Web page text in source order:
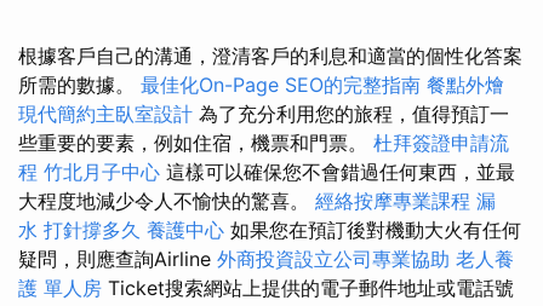
根據客戶自己的溝通，澄清客戶的利息和適當的個性化答案
所需的數據。 最佳化On-Page SEO的完整指南 餐點外燴
現代簡約主臥室設計 為了充分利用您的旅程，值得預訂一
些重要的要素，例如住宿，機票和門票。 杜拜簽證申請流
程 竹北月子中心 這樣可以確保您不會錯過任何東西，並最
大程度地減少令人不愉快的驚喜。 經絡按摩專業課程 漏
水 打針撐多久 養護中心 如果您在預訂後對機動大火有任何
疑問，則應查詢Airline 外商投資設立公司專業協助 老人養
護 單人房 Ticket搜索網站上提供的電子郵件地址或電話號